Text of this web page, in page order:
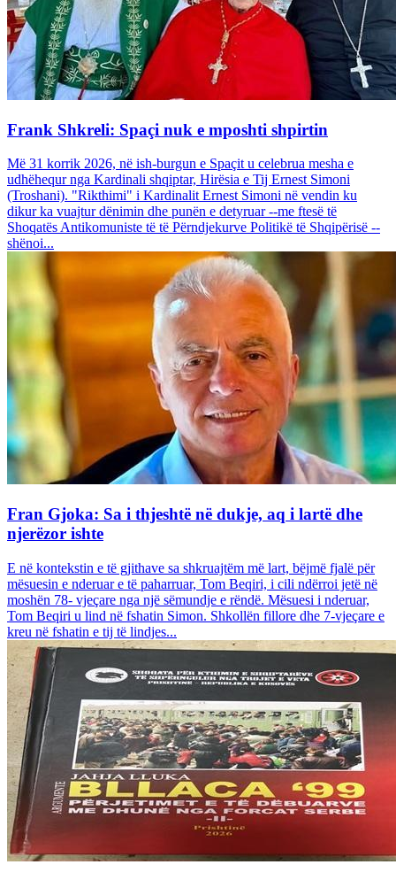
Frank Shkreli: Spaçi nuk e mposhti shpirtin
Më 31 korrik 2026, në ish-burgun e Spaçit u celebrua mesha e
udhëhequr nga Kardinali shqiptar, Hirësia e Tij Ernest Simoni
(Troshani). "Rikthimi" i Kardinalit Ernest Simoni në vendin ku
dikur ka vuajtur dënimin dhe punën e detyruar --me ftesë të
Shoqatës Antikomuniste të të Përndjekurve Politikë të Shqipërisë --
shënoi...
Fran Gjoka: Sa i thjeshtë në dukje, aq i lartë dhe
njerëzor ishte
E në kontekstin e të gjithave sa shkruajtëm më lart, bëjmë fjalë për
mësuesin e nderuar e të paharruar, Tom Beqiri, i cili ndërroi jetë në
moshën 78- vjeçare nga një sëmundje e rëndë. Mësuesi i nderuar,
Tom Beqiri u lind në fshatin Simon. Shkollën fillore dhe 7-vjeçare e
kreu në fshatin e tij të lindjes...